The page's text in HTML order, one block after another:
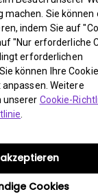
Sie können
indem Sie auf
"Nur erforderliche
erforderlichen
können Ihre
Weitere
unserer Cookie-
Cookies